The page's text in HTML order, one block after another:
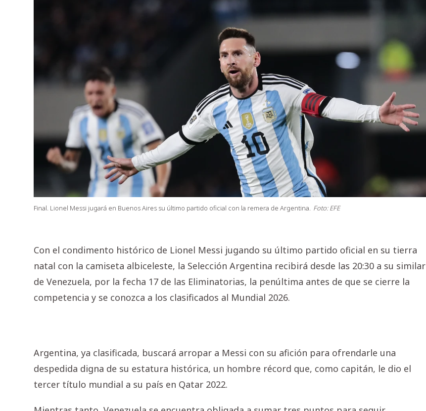
Final. Lionel Messi jugará en Buenos Aires su último partido oficial con la remera de Argentina. Foto: EFE
Con el condimento histórico de Lionel Messi jugando su último partido oficial en su tierra
natal con la camiseta albiceleste, la Selección Argentina recibirá desde las 20:30 a su similar
de Venezuela, por la fecha 17 de las Eliminatorias, la penúltima antes de que se cierre la
competencia y se conozca a los clasificados al Mundial 2026.
Argentina, ya clasificada, buscará arropar a Messi con su afición para ofrendarle una
despedida digna de su estatura histórica, un hombre récord que, como capitán, le dio el
tercer título mundial a su país en Qatar 2022.